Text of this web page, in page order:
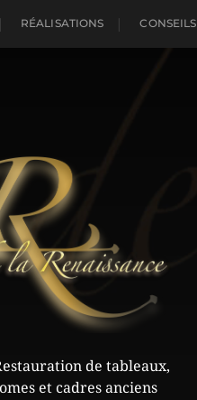
RÉALISATIONS
de tableaux,
et cadres anciens